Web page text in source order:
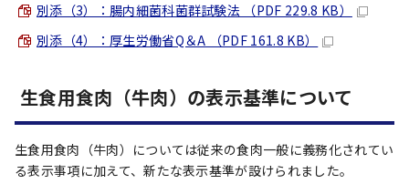
別添（3）：腸内細菌科菌群試験法 （PDF 229.8 KB）
別添（4）：厚生労働省Q＆A （PDF 161.8 KB）
生食用食肉（牛肉）の表示基準について
生食用食肉（牛肉）については従来の食肉一般に義務化されてい
る表示事項に加えて、新たな表示基準が設けられました。